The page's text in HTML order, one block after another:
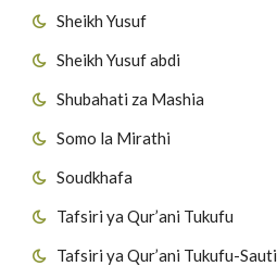
Sheikh Yusuf
Sheikh Yusuf abdi
Shubahati za Mashia
Somo la Mirathi
Soudkhafa
Tafsiri ya Qur’ani Tukufu
Tafsiri ya Qur’ani Tukufu-Sauti